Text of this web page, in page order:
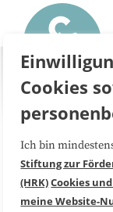
Über uns
Medienarbeit
Cookies
Ich bin
Stiftung zur
(HRK)Cookies
meine Website-